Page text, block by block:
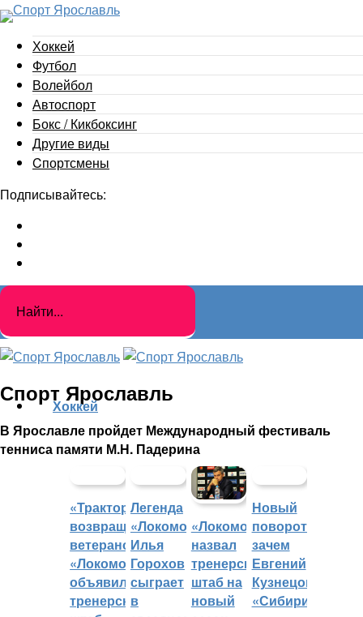
Хоккей
Футбол
Волейбол
Автоспорт
Бокс / Кикбоксинг
Другие виды
Cпортсмены
Подписывайтесь:
Спорт Ярославль
В Ярославле пройдет Международный фестиваль
тенниса памяти М.Н. Падерина
Хоккей
«Трактор»
возвращает
ветеранов,
«Локомотив»
объявил
тренерский
Легенда
«Локомотива»
Илья
Горохов
сыграет
в
«Локомотив»
назвал
тренерский
штаб на
новый
Новый
поворот:
зачем
Евгений
Кузнецов
«Сибири»?